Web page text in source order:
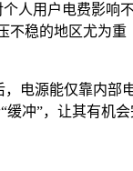
人用户电费影响
不稳的地区尤为重
，电源能仅靠内部
缓冲”，让其有机会